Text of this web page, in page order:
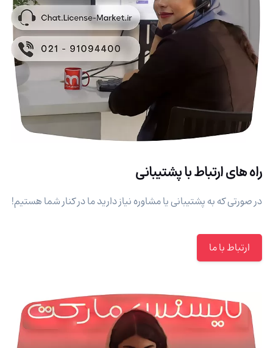
راه های ارتباط با پشتیبانی
در صورتی که به پشتیبانی یا مشاوره نیاز دارید ما در کنار شما هستیم!
ارتباط با ما